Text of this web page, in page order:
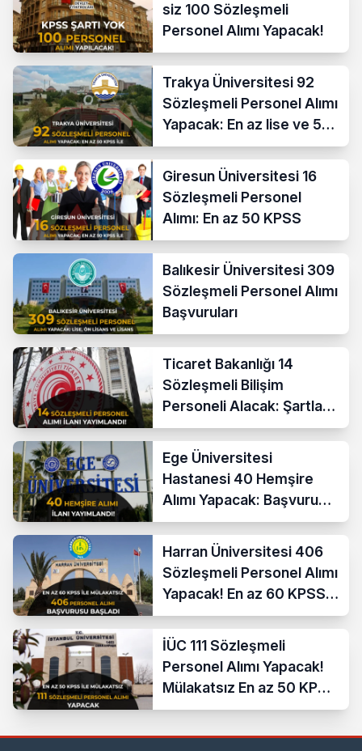
siz 100 Sözleşmeli
Personel Alımı Yapacak!
Trakya Üniversitesi 92
Sözleşmeli Personel Alımı
Yapacak: En az lise ve 50
KPSS İle
Giresun Üniversitesi 16
Sözleşmeli Personel
Alımı: En az 50 KPSS
Balıkesir Üniversitesi 309
Sözleşmeli Personel Alımı
Başvuruları
Ticaret Bakanlığı 14
Sözleşmeli Bilişim
Personeli Alacak: Şartlar
ve Ücretler
Ege Üniversitesi
Hastanesi 40 Hemşire
Alımı Yapacak: Başvuru
Şartları ve KPSS Puanı
Harran Üniversitesi 406
Sözleşmeli Personel Alımı
Yapacak! En az 60 KPSS
ve Lise
İÜC 111 Sözleşmeli
Personel Alımı Yapacak!
Mülakatsız En az 50 KPSS
ve Lise Mezunu